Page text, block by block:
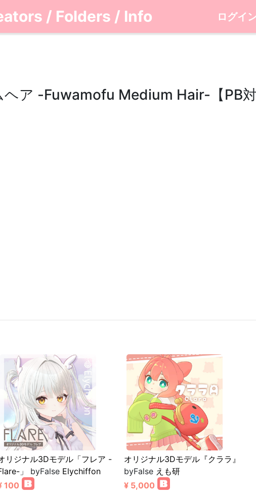
/ Folders / Info ログイ
ア -Fuwamofu Medium Hair-【PB対
リジナル3Dモデル「フレア -
」
byFalse Elychiffon
100
オリジナル3Dモデル『クララ』
byFalse えも研
¥ 5,000